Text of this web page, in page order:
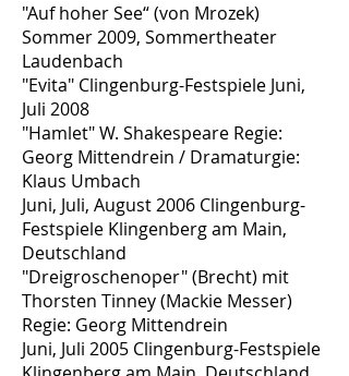
"Auf hoher See“ (von Mrozek)
Sommer 2009, Sommertheater
Laudenbach
"Evita" Clingenburg-Festspiele Juni,
Juli 2008
"Hamlet" W. Shakespeare Regie:
Georg Mittendrein / Dramaturgie:
Klaus Umbach
Juni, Juli, August 2006 Clingenburg-
Festspiele Klingenberg am Main,
Deutschland
"Dreigroschenoper" (Brecht) mit
Thorsten Tinney (Mackie Messer)
Regie: Georg Mittendrein
Juni, Juli 2005 Clingenburg-Festspiele